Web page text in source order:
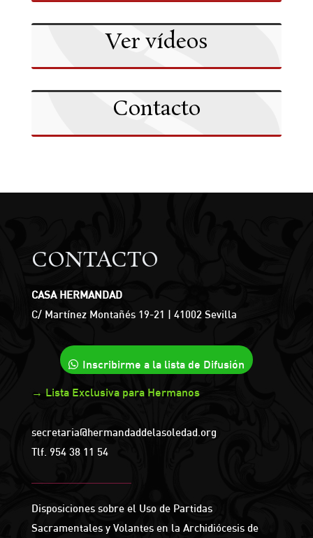
Ver vídeos
Contacto
CONTACTO
CASA HERMANDAD
C/ Martínez Montañés 19-21 | 41002 Sevilla
Inscribirme a la lista de Difusión
→ Lista Exclusiva para Hermanos
secretaria@hermandaddelasoledad.org
Tlf. 954 38 11 54
Disposiciones sobre el Uso de Partidas
Sacramentales y Volantes en la Archidiócesis de